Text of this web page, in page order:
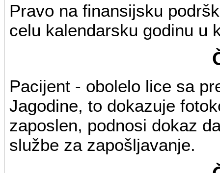
Pravo na finansijsku
celu kalendarsku godinu u
Pacijent - obolelo lice sa
Jagodine, to dokazuje
zaposlen, podnosi dokaz
službe za zapošljavanje.